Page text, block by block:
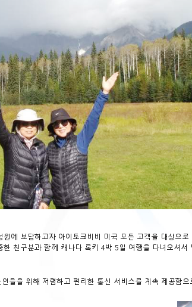
에 보답하고자 아이토크비비 미국 모든 고객을 대상으
친구분과 함께 캐나다 록키 4박 5일 여행을 다녀오셔서
을 위해 저렴하고 편리한 통신 서비스를 계속 제공함